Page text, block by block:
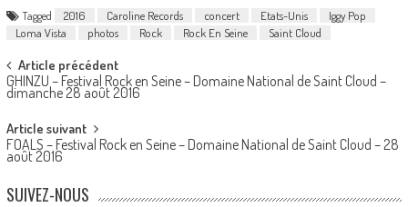
Tagged 2016 Caroline Records concert Etats-Unis
Iggy Pop
Loma Vista
photos Rock Rock En Seine Saint Cloud
Post
navigation
Article précédent
GHINZU – Festival Rock en Seine – Domaine National de Saint Cloud –
dimanche 28 août 2016
Article suivant
FOALS – Festival Rock en Seine – Domaine National de Saint Cloud – 28
août 2016
SUIVEZ-NOUS